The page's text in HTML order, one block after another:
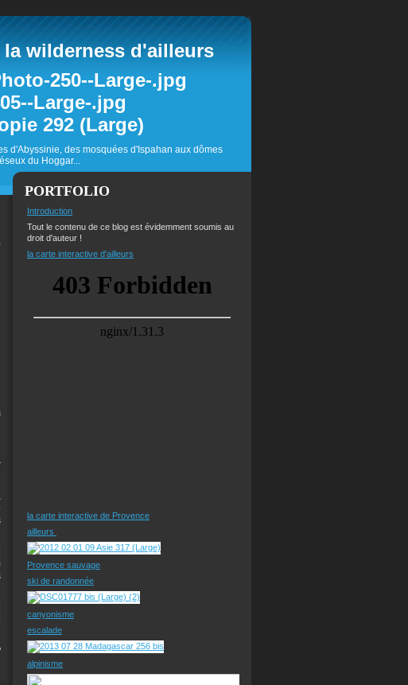
la wilderness d'ailleurs
d'Abyssinie, des mosquées d'Ispahan aux dômes
du Hoggar...
PORTFOLIO
Introduction
Tout le contenu de ce blog est évidemment soumis au
droit d'auteur !
la carte interactive d'ailleurs
la carte interactive de Provence
ailleurs
Provence sauvage
ski de randonnée
canyonisme
escalade
alpinisme